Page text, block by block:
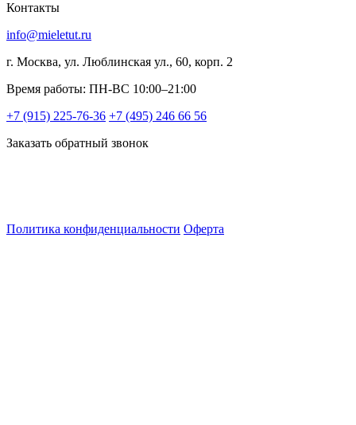
Контакты
info@mieletut.ru
г. Москва, ул. Люблинская ул., 60, корп. 2
Время работы: ПН-ВС 10:00–21:00
+7 (915) 225-76-36 +7 (495) 246 66 56
Заказать обратный звонок
Политика конфиденциальности Оферта